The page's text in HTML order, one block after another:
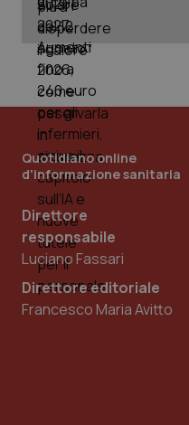
Quotidiano online
d'informazione sanitaria
Direttore
responsabile
Luciano Fassari
Direttore editoriale
Francesco Maria Avitto
_ga_KM60CM4NPH